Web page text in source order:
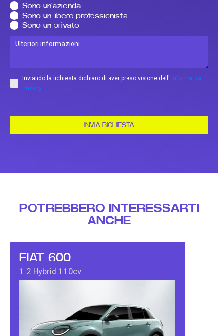
Sono un'azienda
Sono un libero professionista
Sono un privato
Inviando la richiesta dichiaro di aver preso visione dell' Informativa
Privacy.
INVIA RICHIESTA
POTREBBERO INTERESSARTI
ANCHE
FIAT 600
1.2 Hybrid 110cv